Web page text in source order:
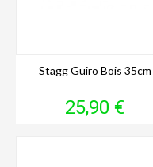
Stagg Guiro Bois 35cm
Prix
25,90 €